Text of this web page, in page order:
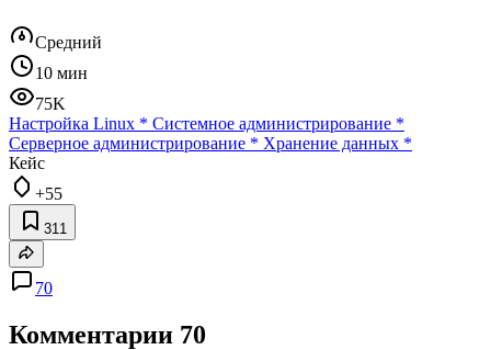
Средний
10 мин
75K
Настройка Linux * Системное администрирование *
Серверное администрирование * Хранение данных *
Кейс
+55
311
70
Комментарии 70